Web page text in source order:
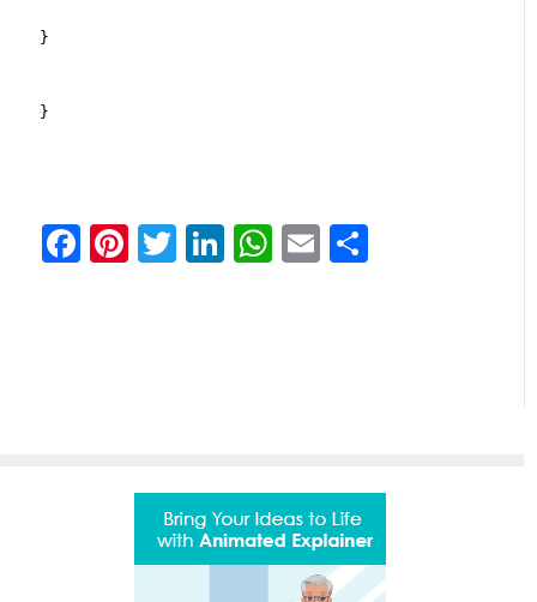
}
}
Facebook
Pinterest
Twitter
LinkedIn
WhatsApp
Email